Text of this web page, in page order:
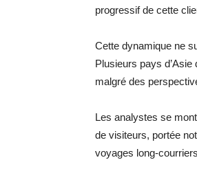
progressif de cette
Cette dynamique ne
Plusieurs pays
malgré des
Les analystes se
de visiteurs, portée
voyages long-